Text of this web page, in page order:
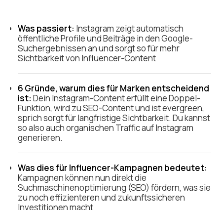
Was passiert: Instagram zeigt automatisch
öffentliche Profile und Beiträge in den Google-
Suchergebnissen an und sorgt so für mehr
Sichtbarkeit von Influencer-Content
6 Gründe, warum dies für Marken entscheidend
ist: Dein Instagram-Content erfüllt eine Doppel-
Funktion, wird zu SEO-Content und ist evergreen,
sprich sorgt für langfristige Sichtbarkeit. Du kannst
so also auch organischen Traffic auf Instagram
generieren.
Was dies für Influencer-Kampagnen bedeutet:
Kampagnen können nun direkt die
Suchmaschinenoptimierung (SEO) fördern, was sie
zu noch effizienteren und zukunftssicheren
Investitionen macht